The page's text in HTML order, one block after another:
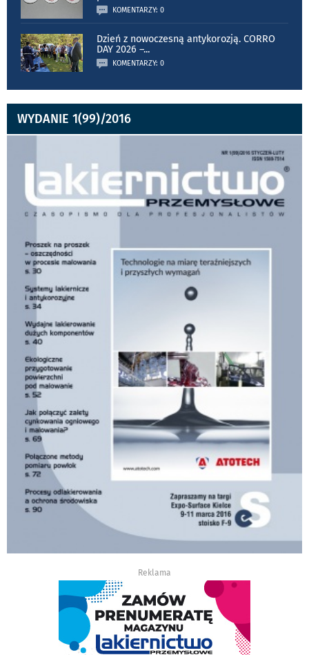
KOMENTARZY: 0
Dzień z nowoczesną antykorozją. CORRO
DAY 2026 –...
KOMENTARZY: 0
WYDANIE 1(99)/2016
Reklama